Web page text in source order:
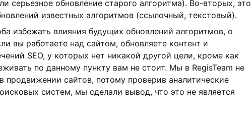
серьезное обновление старого алгоритма). Во-вторых, это
известных алгоритмов (ссылочный, текстовый).
избежать влияния будущих обновлений алгоритмов, о
вы работаете над сайтом, обновляете контент и
SEO, у которых нет никакой другой цели, кроме как
по данному пункту вам не стоит. Мы в RegisTeam не
продвижении сайтов, потому проверив аналитические
систем, мы сделали вывод, что это не является